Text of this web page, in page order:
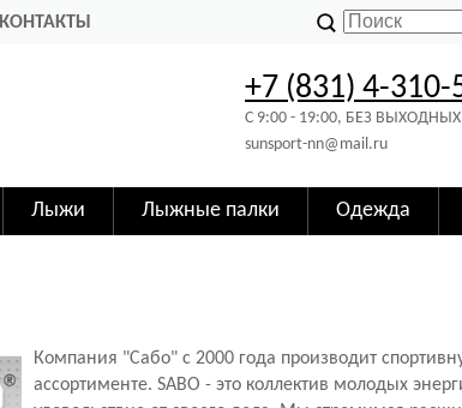
КОНТАКТЫ
+7 (831) 4-310-
C 9:00 - 19:00, БЕЗ ВЫХОДНЫХ
sunsport-nn@mail.ru
Лыжи Лыжные палки Одежда
Компания "Сабо" с 2000 года производит
ассортименте. SABO - это коллектив молодых